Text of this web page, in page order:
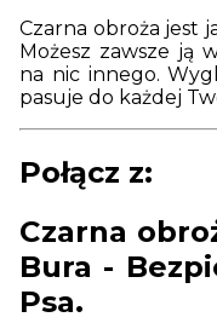
Czarna obroża jest
Możesz zawsze ją
na nic innego.
pasuje do każdej
Połącz z:
Czarna
Bura -
Psa.